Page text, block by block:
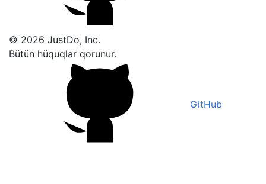
© 2026 JustDo, Inc.
Bütün hüquqlar qorunur.
GitHub